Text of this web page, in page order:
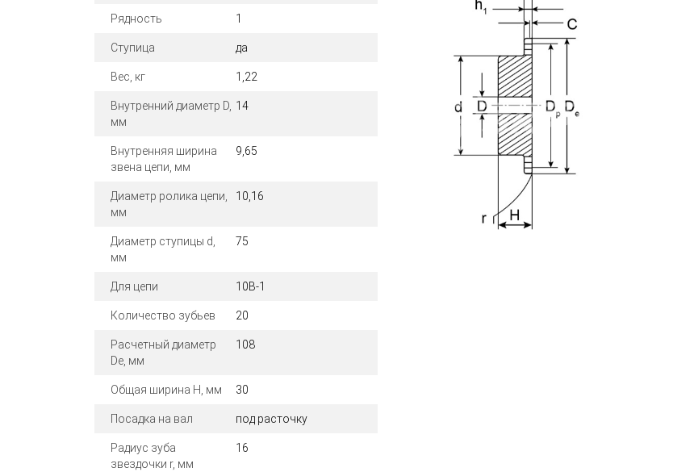
Рядность 1
Ступица да
Вес, кг 1,22
Внутренний диаметр D,
мм
14
Внутренняя ширина
звена цепи, мм
9,65
Диаметр ролика цепи,
мм
10,16
Диаметр ступицы d,
мм
75
Для цепи 10B-1
Количество зубьев 20
Расчетный диаметр
De, мм
108
Общая ширина H, мм 30
Посадка на вал под расточку
Радиус зуба
звездочки r, мм
16